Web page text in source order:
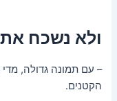
ולא נשכח
– עם תמונה גדולה,
הקטנים.